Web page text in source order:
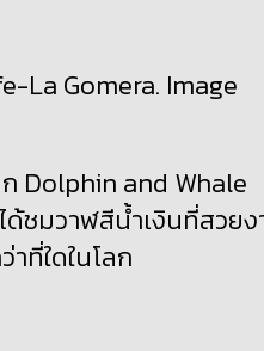
La Gomera. Image
Dolphin and Whale
ชมวาฬสีน้ำเงินที่สวยง
ที่ใดในโลก